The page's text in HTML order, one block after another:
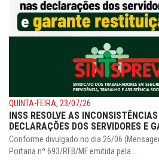
QUINTA-FEIRA, 23/07/26
INSS RESOLVE AS
DECLARAÇÕES DOS SERVIDORES E
Conforme divulgado no dia 26/06
Portaria nº 693/RFB/MF emitida pela ...